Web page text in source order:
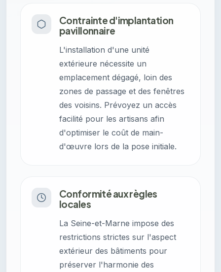
Contrainte d'implantation
pavillonnaire
L'installation d'une unité
extérieure nécessite un
emplacement dégagé, loin des
zones de passage et des fenêtres
des voisins. Prévoyez un accès
facilité pour les artisans afin
d'optimiser le coût de main-
d'œuvre lors de la pose initiale.
Conformité aux règles
locales
La Seine-et-Marne impose des
restrictions strictes sur l'aspect
extérieur des bâtiments pour
préserver l'harmonie des